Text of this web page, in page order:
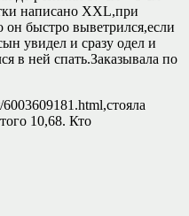
написано XXL,при
он быстро выветрился,если
увидел и сразу одел и
в ней спать.Заказывала по
10,68. Кто